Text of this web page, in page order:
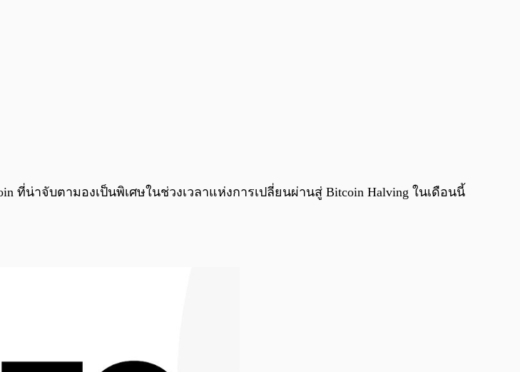
น่าจับตามองเป็นพิเศษในช่วงเวลาแห่งการเปลี่ยนผ่านสู่ Bitcoin Halving ในเดือนนี้